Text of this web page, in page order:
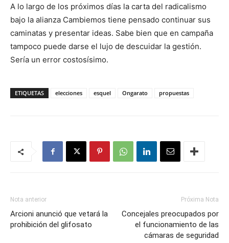
A lo largo de los próximos días la carta del radicalismo
bajo la alianza Cambiemos tiene pensado continuar sus
caminatas y presentar ideas. Sabe bien que en campaña
tampoco puede darse el lujo de descuidar la gestión.
Sería un error costosísimo.
ETIQUETAS elecciones esquel Ongarato propuestas
Nota anterior
Arcioni anunció que vetará la
prohibición del glifosato
Próxima Nota
Concejales preocupados por
el funcionamiento de las
cámaras de seguridad